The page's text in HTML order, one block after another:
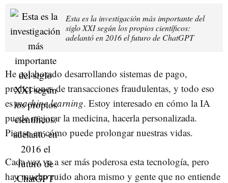
Esta es la investigación más importante del
siglo XXI según los propios científicos:
adelantó en 2016 el futuro de ChatGPT
He colaborado desarrollando sistemas de pago,
predicciones de transacciones fraudulentas, y todo eso
esmachine learning. Estoy interesado en cómo la IA
puede mejorar la medicina, hacerla personalizada.
Pienso en cómo puede prolongar nuestras vidas.
Cada vez va a ser más poderosa esta tecnología, pero
hay mucho ruido ahora mismo y gente que no entiende